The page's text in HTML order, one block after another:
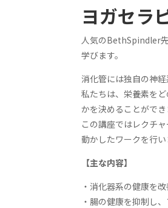
ヨガセラ
人気のBethSpindler
学びます。
消化管には独自の神
私たちは、栄養素を
かを決めることができ
この講座ではレクチ
動かしたワークを行い
【主な内容】
・消化器系の健康を
・腸の健康を抑制し